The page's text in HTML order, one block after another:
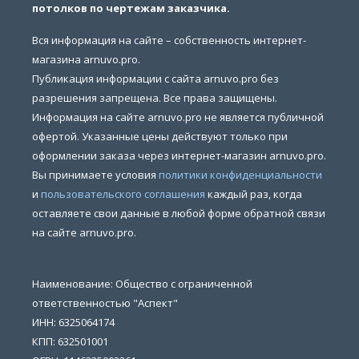
потолков по чертежам заказчика.
Вся информация на сайте – собственность интернет-
магазина arnuvo.pro.
Публикация информации с сайта arnuvo.pro без
разрешения запрещена. Все права защищены.
Информация на сайте arnuvo.pro не является публичной
офертой. Указанные цены действуют только при
оформлении заказа через интернет-магазин arnuvo.pro.
Вы принимаете условия политики конфиденциальности
и пользовательского соглашения каждый раз, когда
оставляете свои данные в любой форме обратной связи
на сайте arnuvo.pro.
Наименование: Общество с ограниченной
ответственностью "Аспект"
ИНН: 6325064174
КПП: 632501001